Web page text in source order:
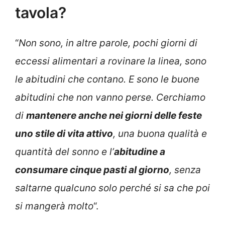
tavola?
“Non sono, in altre parole, pochi giorni di
eccessi alimentari a rovinare la linea, sono
le abitudini che contano. E sono le buone
abitudini che non vanno perse. Cerchiamo
di mantenere anche nei giorni delle feste
uno stile di vita attivo, una buona qualità e
quantità del sonno e l’abitudine a
consumare cinque pasti al giorno, senza
saltarne qualcuno solo perché si sa che poi
si mangerà molto“.